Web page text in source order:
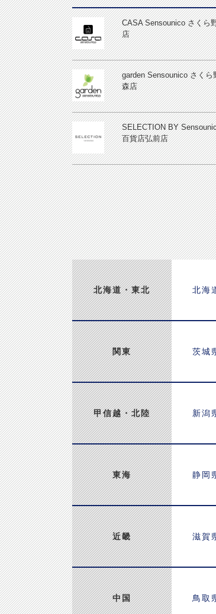
CASA Sensounico さくら
店
garden Sensounico さくら
森店
SELECTION BY
百貨店弘前店
北海道・東北 北海
関東 茨城
甲信越・北陸 新潟
東海 静岡
近畿 滋賀
中国 鳥取